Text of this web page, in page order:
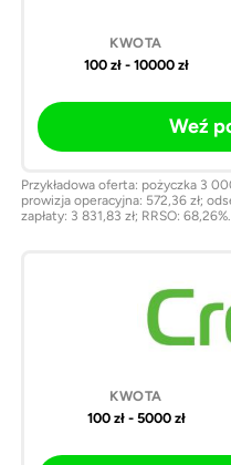
100 zł - 10000 zł
Weź
Przykładowa oferta: pożyczka 3
prowizja operacyjna: 572,36 zł;
zapłaty: 3 831,83 zł; RRSO: 68,26%.
100 zł - 5000 zł